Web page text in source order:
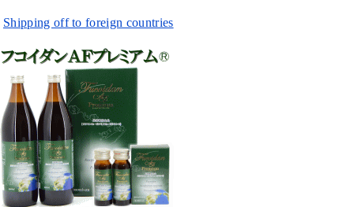
Shipping off to foreign countries